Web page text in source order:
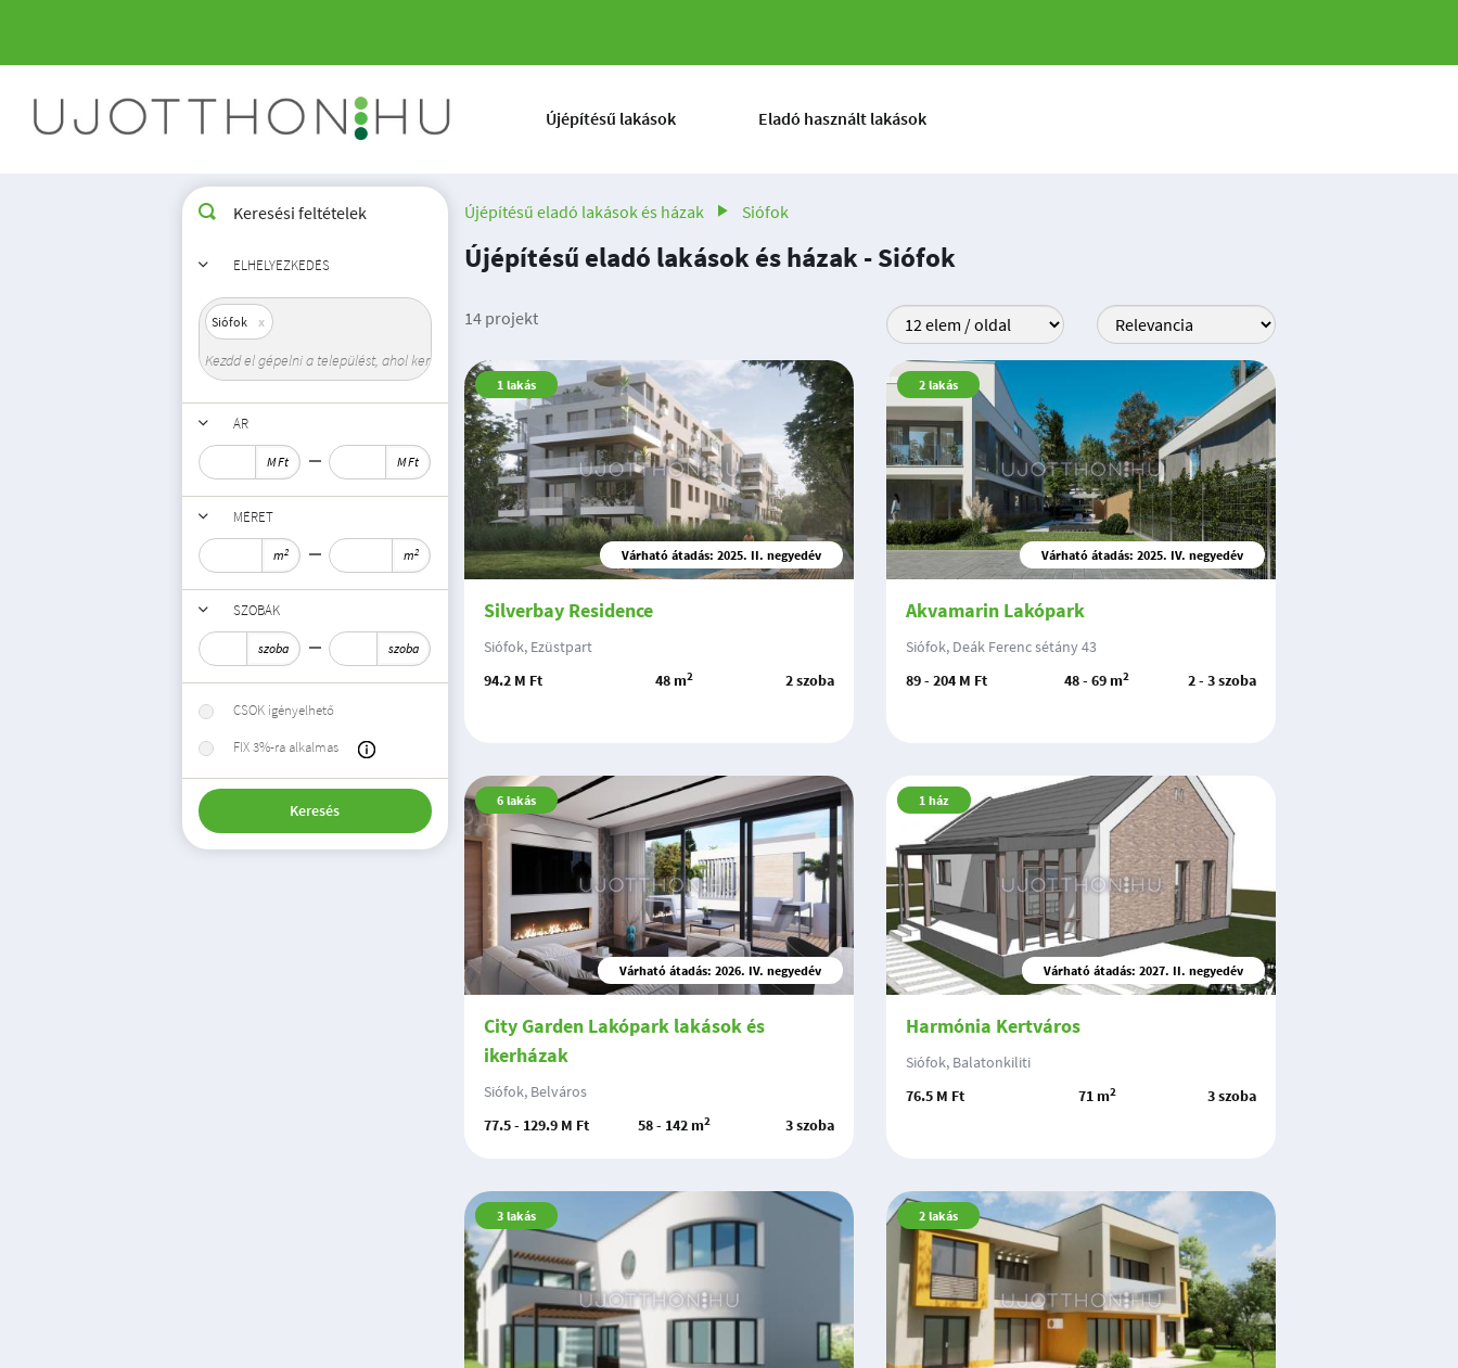
Újépítésű lakások Eladó használt lakások
Újépítésű eladó lakások és házak Siófok
Újépítésű eladó lakások és házak - Siófok
14 projekt
1lakás
Várható átadás: 2025. II. negyedév
Silverbay Residence
Siófok, Ezüstpart
94.2 M Ft
48 m2 2 szoba
2lakás
Várható átadás: 2025. IV. negyedév
Akvamarin Lakópark
Siófok, Deák Ferenc sétány 43
89 - 204 M Ft
48 - 69 m2 2 - 3 szoba
6lakás
Várható átadás: 2026. IV. negyedév
City Garden Lakópark lakások és
ikerházak
Siófok, Belváros
77.5 - 129.9 M Ft
58 - 142 m2 3 szoba
1ház
Várható átadás: 2027. II. negyedév
Harmónia Kertváros
Siófok, Balatonkiliti
76.5 M Ft
71 m2 3 szoba
3lakás 2lakás
Keresési feltételek
ELHELYEZKEDÉS
Siófok
ÁR
M Ft M Ft
MÉRET
m2 m2
SZOBÁK
szoba szoba
CSOK igényelhető
FIX 3%-ra alkalmas
Keresés